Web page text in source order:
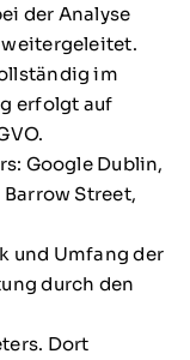
der Analyse
weitergeleitet.
im
erfolgt auf
Google Dublin,
Street,
und Umfang der
durch den
Dort